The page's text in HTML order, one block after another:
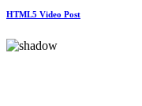
HTML5 Video Post